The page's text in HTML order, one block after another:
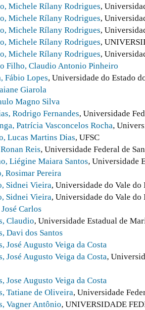
Michele Rílany Rodrigues,
Michele Rílany Rodrigues,
Michele Rílany Rodrigues,
Michele Rílany Rodrigues,
Michele Rílany Rodrigues,
Filho, Claudio Antonio Pinheiro
Fábio Lopes, Universidade do Estado
Giarola
Magno Silva
Rodrigo Fernandes, Universidade
Patrícia Vasconcelos Rocha,
Lucas Martins Dias, UFSC
Reis, Universidade Federal de
Liégine Maiara Santos, Universidade
Rosimar Pereira
Sidnei Vieira, Universidade do Vale do
Sidnei Vieira, Universidade do Vale
Carlos
Claudio, Universidade Estadual de
Davi dos Santos
José Augusto Veiga da Costa
José Augusto Veiga da Costa,
Jose Augusto Veiga da Costa
Tatiane de Oliveira, Universidade
Vagner Antônio, UNIVERSIDADE